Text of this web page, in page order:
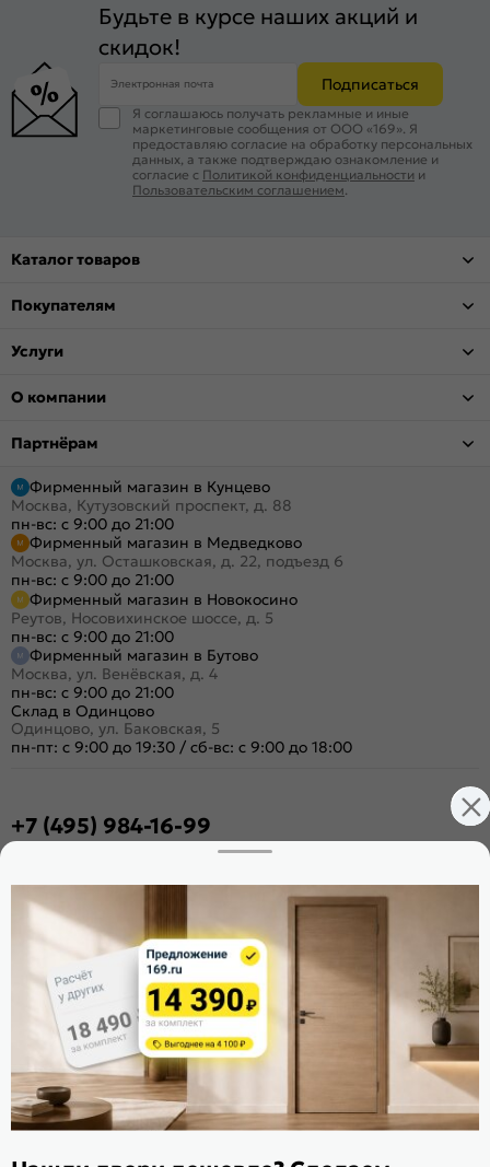
Будьте в курсе наших акций и
скидок!
Электронная почта Подписаться
Я соглашаюсь получать рекламные и иные
маркетинговые сообщения от ООО «169». Я
предоставляю согласие на обработку персональных
данных, а также подтверждаю ознакомление и
согласие с Политикой конфиденциальности и
Пользовательским соглашением
Каталог товаров
Покупателям
Услуги
О компании
Партнёрам
Фирменный магазин в Кунцево
Москва, Кутузовский проспект, д. 88
пн-вс: с 9:00 до 21:00
Фирменный магазин в Медведково
Москва, ул. Осташковская, д. 22, подъезд 6
пн-вс: с 9:00 до 21:00
Фирменный магазин в Новокосино
Реутов, Носовихинское шоссе, д. 5
пн-вс: с 9:00 до 21:00
Фирменный магазин в Бутово
Москва, ул. Венёвская, д. 4
пн-вс: с 9:00 до 21:00
Склад в Одинцово
Одинцово, ул. Баковская, 5
пн-пт: с 9:00 до 19:30 / сб-вс: с 9:00 до 18:00
+7 (495) 984-16-99
Поделиться
Оцените магазин
ИКС 1340
© 2010—2026 Склад Дверей 169.RU